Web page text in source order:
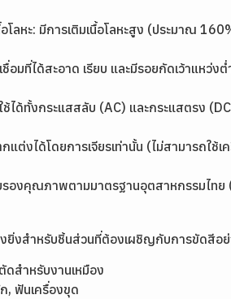
โลหะ: มีการเติมเนื้อโลหะสูง (ประมาณ
อมที่ได้สะอาด เรียบ และมีรอยกัดเว้าแหว่ง
ได้ทั้งกระแสสลับ (AC) และกระแสตรง
ต่งได้โดยการเจียรเท่านั้น (ไม่สามารถใช้เ
รองคุณภาพตามมาตรฐานอุตสาหกรรมไท
งสำหรับชิ้นส่วนที่ต้องเผชิญกับการขัดสีอย่
สำหรับงานเหมือง
, ฟันเครื่องขุด